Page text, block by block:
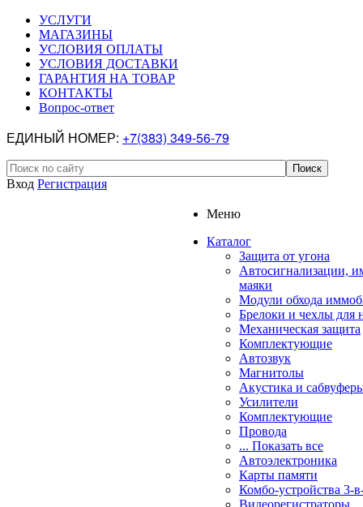
УСЛУГИ
МАГАЗИНЫ
УСЛОВИЯ ОПЛАТЫ
УСЛОВИЯ ДОСТАВКИ
ГАРАНТИЯ НА ТОВАР
КОНТАКТЫ
Вопрос-ответ
ЕДИНЫЙ НОМЕР: +7(383) 349-56-79
Вход Регистрация
Меню
Каталог
Защита от угона
Автосигнализации,
маяки
Модули обхода
Брелоки и чехлы для
Механическая защита
Комплектующие
Автозвук
Магнитолы
Акустика и
Усилители
Комплектующие
Провода
... Показать все
Автоэлектроника
Карты памяти
Комбо-устройства 3-
Видеорегистраторы